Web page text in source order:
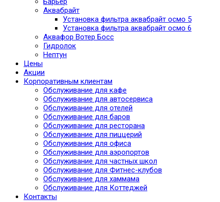
Аквабрайт
Установка фильтра аквабрайт осмо 5
Установка фильтра аквабрайт осмо 6
Аквафор Вотер Босс
Гидролок
Нептун
Цены
Акции
Корпоративным клиентам
Обслуживание для кафе
Обслуживание для автосервиса
Обслуживание для отелей
Обслуживание для баров
Обслуживание для ресторана
Обслуживание для пиццерий
Обслуживание для офиса
Обслуживание для аэропортов
Обслуживание для частных школ
Обслуживание для Фитнес-клубов
Обслуживание для хаммама
Обслуживание для Коттеджей
Контакты